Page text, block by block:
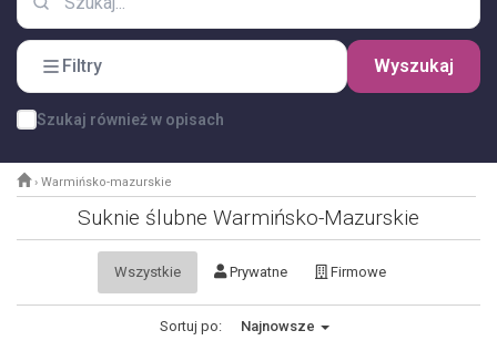
Filtry Wyszukaj
Szukaj również w opisach
› Warmińsko-mazurskie
Suknie ślubne Warmińsko-Mazurskie
Wszystkie Prywatne Firmowe
Sortuj po: Najnowsze